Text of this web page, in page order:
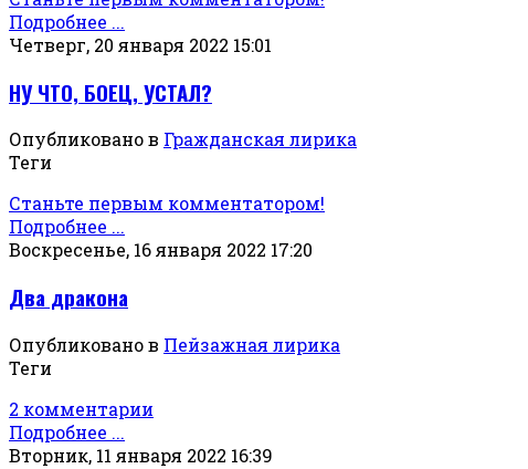
Подробнее ...
Четверг, 20 января 2022 15:01
НУ ЧТО, БОЕЦ, УСТАЛ?
Опубликовано в Гражданская лирика
Теги
Станьте первым комментатором!
Подробнее ...
Воскресенье, 16 января 2022 17:20
Два дракона
Опубликовано в Пейзажная лирика
Теги
2 комментарии
Подробнее ...
Вторник, 11 января 2022 16:39